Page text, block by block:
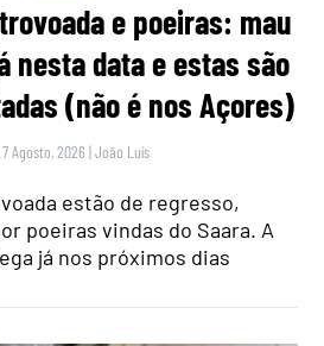
e poeiras: mau
nesta data e estas são
(não é nos Açores)
Agosto, 2026 |João Luís
estão de regresso,
poeiras vindas do Saara. A
já nos próximos dias